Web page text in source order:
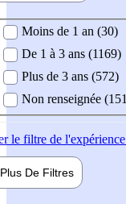
demandée
Moins de 1 an (30)
De 1 à 3 ans (1169)
Plus de 3 ans (572)
Non renseignée
le filtre de l'expérience
Plus De Filtres